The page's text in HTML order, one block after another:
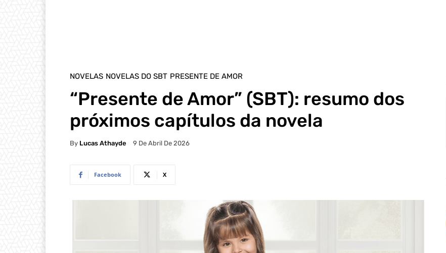
NOVELAS NOVELAS DO SBT PRESENTE DE AMOR
“Presente de Amor” (SBT): resumo dos
próximos capítulos da novela
By Lucas Athayde 9 De Abril De 2026
Facebook X